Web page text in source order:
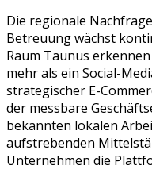
Die regionale
Betreuungwächst
Raum Taunus
mehr als ein Social-
strategischer E-
der messbare
bekannten lokalen
aufstrebenden
Unternehmen die